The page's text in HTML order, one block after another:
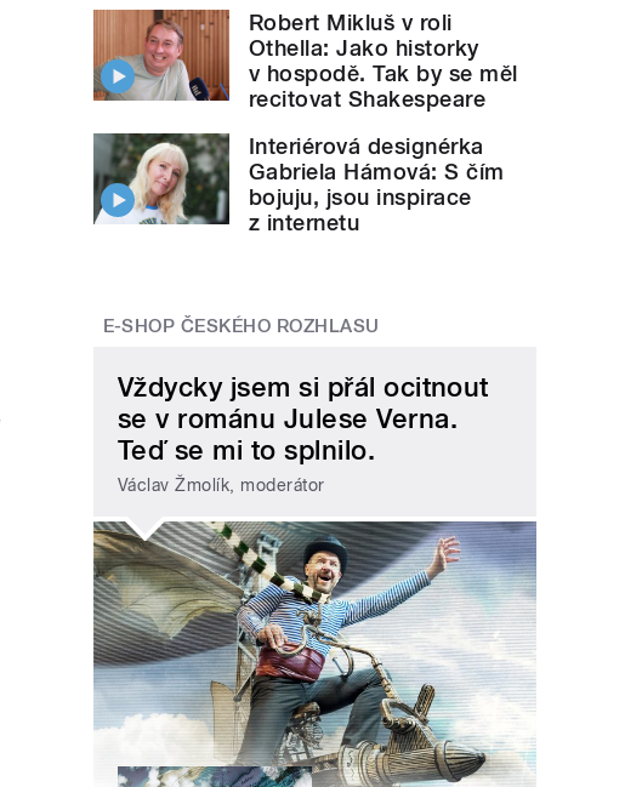
Robert Mikluš v roli
Othella: Jako historky
v hospodě. Tak by se měl
recitovat Shakespeare
Interiérová designérka
Gabriela Hámová: S čím
bojuju, jsou inspirace
z internetu
E-SHOP ČESKÉHO ROZHLASU
Vždycky jsem si přál ocitnout
se v románu Julese Verna.
Teď se mi to splnilo.
Václav Žmolík, moderátor